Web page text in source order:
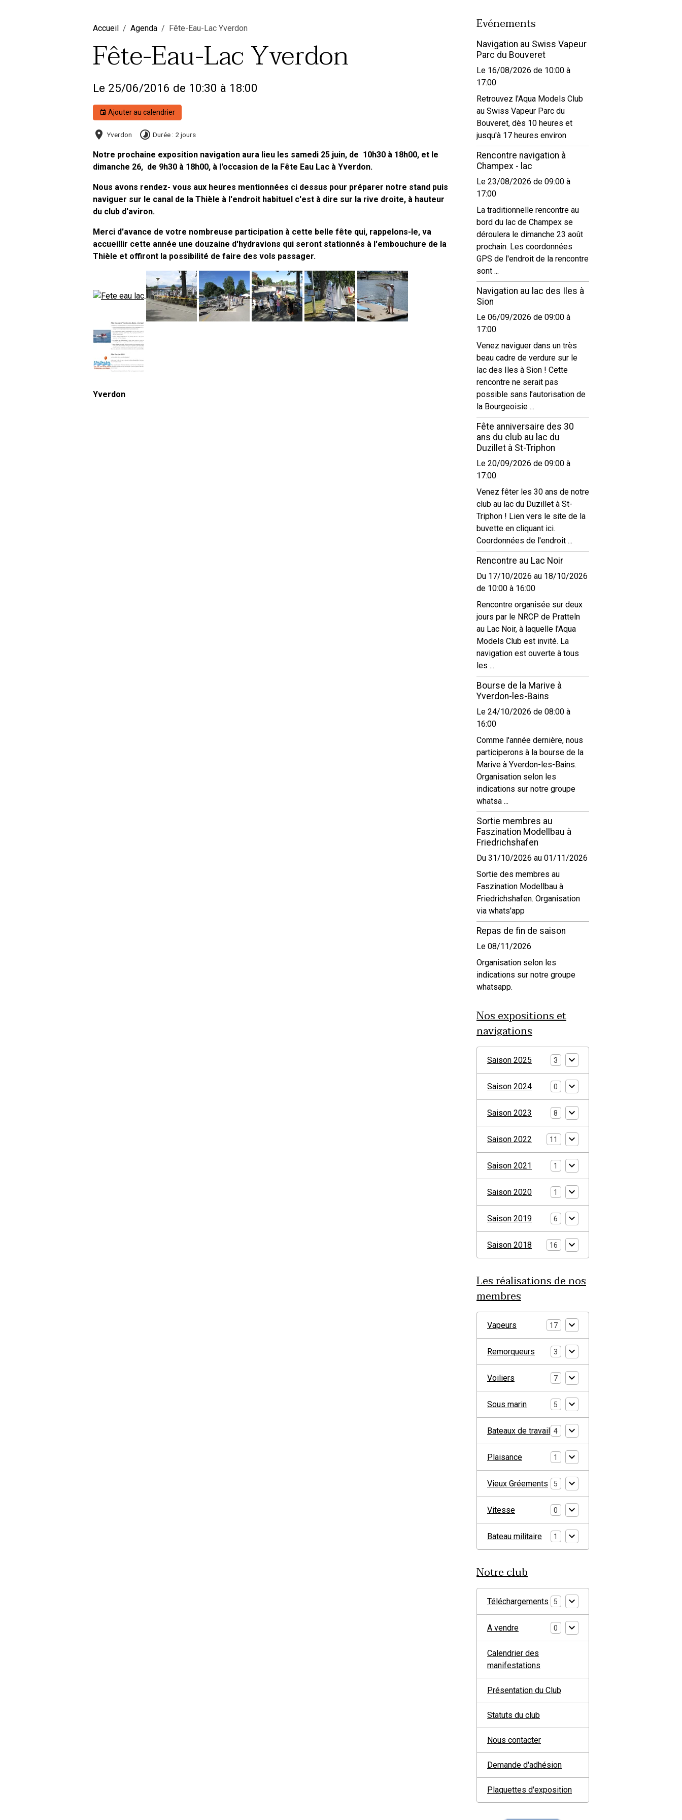
Accueil Agenda Fête-Eau-Lac Yverdon
Fête-Eau-Lac Yverdon
Le 25/06/2016 de 10:30 à 18:00
Ajouter au calendrier
Yverdon Durée : 2 jours
Notre prochaine exposition navigation aura lieu les samedi 25 juin, de 10h30 à 18h00, et le
dimanche 26, de 9h30 à 18h00, à l'occasion de la Fête Eau Lac à Yverdon.
Nous avons rendez- vous aux heures mentionnées ci dessus pour préparer notre stand puis
naviguer sur le canal de la Thièle à l'endroit habituel c'est à dire sur la rive droite, à hauteur
du club d'aviron.
Merci d'avance de votre nombreuse participation à cette belle fête qui, rappelons-le, va
accueillir cette année une douzaine d'hydravions qui seront stationnés à l'embouchure de la
Thièle et offiront la possibilité de faire des vols passager.
Yverdon
Evénements
Navigation au Swiss Vapeur
Parc du Bouveret
Le 16/08/2026 de 10:00 à
17:00
Retrouvez l'Aqua Models Club
au Swiss Vapeur Parc du
Bouveret, dès 10 heures et
jusqu'à 17 heures environ
Rencontre navigation à
Champex - lac
Le 23/08/2026 de 09:00 à
17:00
La traditionnelle rencontre au
bord du lac de Champex se
déroulera le dimanche 23 août
prochain. Les coordonnées
GPS de l'endroit de la rencontre
sont ...
Navigation au lac des Iles à
Sion
Le 06/09/2026 de 09:00 à
17:00
Venez naviguer dans un très
beau cadre de verdure sur le
lac des Iles à Sion ! Cette
rencontre ne serait pas
possible sans l’autorisation de
la Bourgeoisie ...
Fête anniversaire des 30
ans du club au lac du
Duzillet à St-Triphon
Le 20/09/2026 de 09:00 à
17:00
Venez fêter les 30 ans de notre
club au lac du Duzillet à St-
Triphon ! Lien vers le site de la
buvette en cliquant ici.
Coordonnées de l'endroit ...
Rencontre au Lac Noir
Du 17/10/2026 au 18/10/2026
de 10:00 à 16:00
Rencontre organisée sur deux
jours par le NRCP de Pratteln
au Lac Noir, à laquelle l'Aqua
Models Club est invité. La
navigation est ouverte à tous
les ...
Bourse de la Marive à
Yverdon-les-Bains
Le 24/10/2026 de 08:00 à
16:00
Comme l'année dernière, nous
participerons à la bourse de la
Marive à Yverdon-les-Bains.
Organisation selon les
indications sur notre groupe
whatsa ...
Sortie membres au
Faszination Modellbau à
Friedrichshafen
Du 31/10/2026 au 01/11/2026
Sortie des membres au
Faszination Modellbau à
Friedrichshafen. Organisation
via whats'app
Repas de fin de saison
Le 08/11/2026
Organisation selon les
indications sur notre groupe
whatsapp.
Nos expositions et
navigations
Saison 2025 3
Saison 2024 0
Saison 2023 8
Saison 2022 11
Saison 2021 1
Saison 2020 1
Saison 2019 6
Saison 2018 16
Les réalisations de nos
membres
Vapeurs 17
Remorqueurs 3
Voiliers 7
Sous marin 5
Bateaux de travail 4
Plaisance 1
Vieux Gréements 5
Vitesse 0
Bateau militaire 1
Notre club
Téléchargements 5
A vendre 0
Calendrier des
manifestations
Présentation du Club
Statuts du club
Nous contacter
Demande d'adhésion
Plaquettes d'exposition